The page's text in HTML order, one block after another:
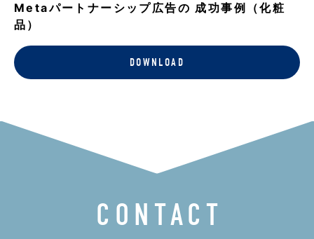
Metaパートナーシップ広告の 成功事例（化粧
品）
DOWNLOAD
CONTACT